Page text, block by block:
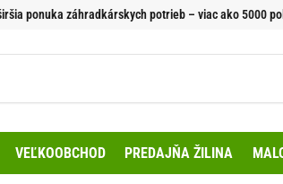
ponuka záhradkárskych potrieb – viac ako 5000
VEĽKOOBCHOD PREDAJŇA ŽILINA